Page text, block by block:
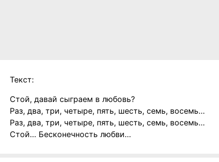
Текст:
Стой, давай сыграем в любовь?
Раз, два, три, четыре, пять, шесть, семь, восемь…
Раз, два, три, четыре, пять, шесть, семь, восемь…
Стой… Бесконечность любви…